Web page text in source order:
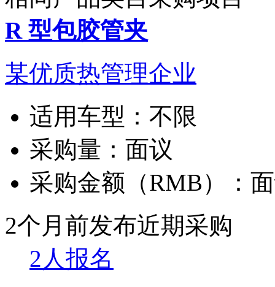
R 型包胶管夹
某优质热管理企业
适用车型： 不限
采购量： 面议
采购金额（RMB）：
2个月前发布近期采购
2人报名